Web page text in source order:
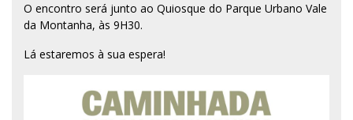
O encontro será junto ao Quiosque do Parque Urbano Vale
da Montanha, às 9H30.
Lá estaremos à sua espera!